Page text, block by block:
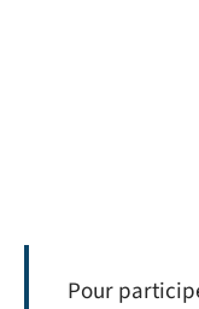
Pour